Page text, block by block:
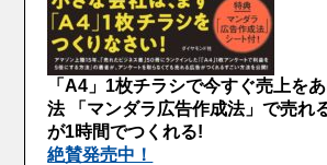
「A4」1枚チラシで今すぐ売上を
法 「マンダラ広告作成法」で売れ
が1時間でつくれる!
絶賛発売中！